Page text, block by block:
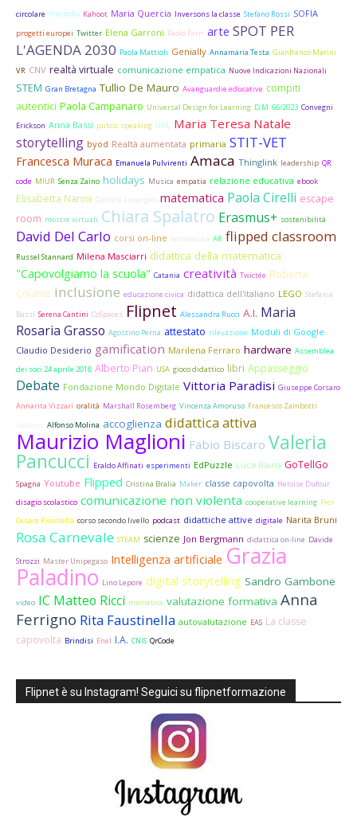
circolare mondo Kahoot Maria Quercia Inversons la classe Stefano Rossi SOFIA
progetti europei Twitter Elena Garroni Paolo Ferri arte SPOT PER
L'AGENDA 2030 Paola Mattioli Genially Annamaria Testa Gianfranco Marini
VR CNV realtà virtuale comunicazione empatica Nuove Indicazioni Nazionali
STEM Gran Bretagna Tullio De Mauro Avanguardie educative compiti
autentici Paola Campanaro Universal Design for Learning D.M. 66/2023 Convegni
Erickson Anna Bassi public speaking UDL Maria Teresa Natale
storytelling byod Realtà aumentata primaria STIT-VET
Francesca Muraca Emanuela Pulvirenti Amaca Thinglink leadership QR
code MIUR Senza Zaino holidays Musica empatia relazione educativa ebook
Elisabetta Nanni Daniela Lucangeli matematica Paola Cirelli escape
room mostre virtuali Chiara Spalatro Erasmus+ sostenibilità
David Del Carlo corsi on-line letteratura AR flipped classroom
Russel Stannard Milena Masciarri didattica della matematica
"Capovolgiamo la scuola" Catania creatività Twictée Roberta
Coianiz inclusione educazione civica didattica dell'italiano LEGO Stefania
Bassi Serena Cantini CoSpaces Flipnet Alessandra Rucci A.I. Maria
Rosaria Grasso Agostino Perna attestato rilevazione Moduli di Google
Claudio Desiderio gamification Marilena Ferraro hardware Assemblea
dei soci 24 aprile 2018 Alberto Pian USA gioco didattico libri Appasseggio
Debate Fondazione Mondo Digitale Vittoria Paradisi Giuseppe Corsaro
Annarita Vizzari oralità Marshall Rosemberg Vincenza Amoruso Francesco Zambotti
Alfonso Molina accoglienza didattica attiva
Maurizio Maglioni Fabio Biscaro Valeria
Pancucci Eraldo Affinati esperimenti EdPuzzle Luca Raina GoTellGo
Spagna Youtube Flipped Cristina Bralia Maker classe capovolta Heloise Dufour
disagio scolastico comunicazione non violenta cooperative learning Pier
Cesare Rivoltella corso secondo livello podcast didattiche attive digitale Narita Bruni
Rosa Carnevale STEAM scienze Jon Bergmann didattica on-line Davide
Strozzi Master Unipegaso Intelligenza artificiale Grazia
Paladino Lino Lepore digital storytelling Sandro Gambone
video IC Matteo Ricci memetica valutazione formativa Anna
Ferrigno Rita Faustinella autovalutazione EAS La classe
capovolta Brindisi Enel I.A. CNIS QrCode
Flipnet è su Instagram! Seguici su flipnetformazione